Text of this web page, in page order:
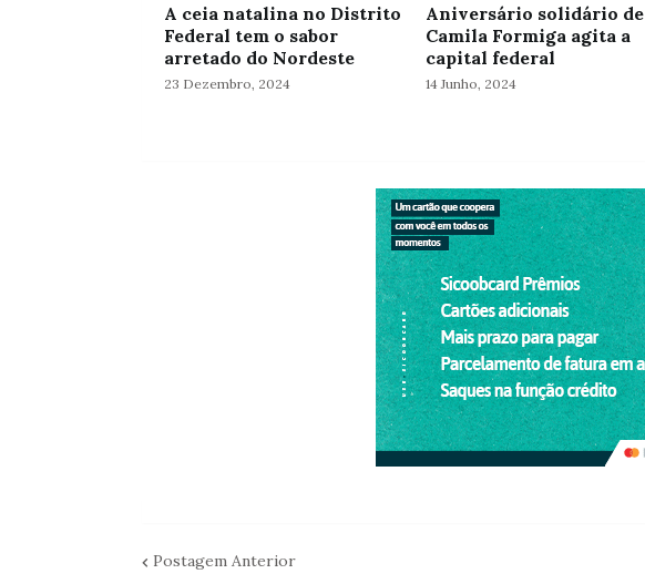
A ceia natalina no Distrito
Federal tem o sabor
arretado do Nordeste
23 Dezembro, 2024
Aniversário solidário de
Camila Formiga agita a
capital federal
14 Junho, 2024
Postagem Anterior